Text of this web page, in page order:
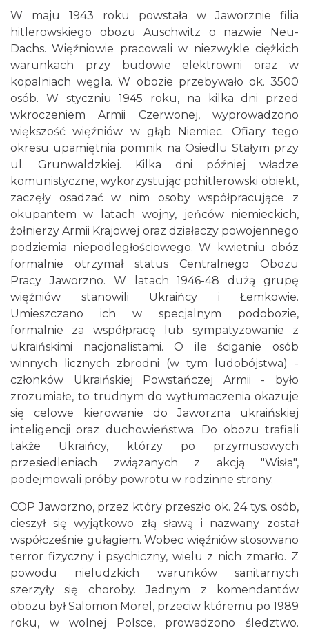
W maju 1943 roku powstała w Jaworznie filia
hitlerowskiego obozu Auschwitz o nazwie Neu-
Dachs. Więźniowie pracowali w niezwykle ciężkich
warunkach przy budowie elektrowni oraz w
kopalniach węgla. W obozie przebywało ok. 3500
osób. W styczniu 1945 roku, na kilka dni przed
wkroczeniem Armii Czerwonej, wyprowadzono
większość więźniów w głąb Niemiec. Ofiary tego
okresu upamiętnia pomnik na Osiedlu Stałym przy
ul. Grunwaldzkiej. Kilka dni później władze
komunistyczne, wykorzystując pohitlerowski obiekt,
zaczęły osadzać w nim osoby współpracujące z
okupantem w latach wojny, jeńców niemieckich,
żołnierzy Armii Krajowej oraz działaczy powojennego
podziemia niepodległościowego. W kwietniu obóz
formalnie otrzymał status Centralnego Obozu
Pracy Jaworzno. W latach 1946-48 dużą grupę
więźniów stanowili Ukraińcy i Łemkowie.
Umieszczano ich w specjalnym podobozie,
formalnie za współpracę lub sympatyzowanie z
ukraińskimi nacjonalistami. O ile ściganie osób
winnych licznych zbrodni (w tym ludobójstwa) -
członków Ukraińskiej Powstańczej Armii - było
zrozumiałe, to trudnym do wytłumaczenia okazuje
się celowe kierowanie do Jaworzna ukraińskiej
inteligencji oraz duchowieństwa. Do obozu trafiali
także Ukraińcy, którzy po przymusowych
przesiedleniach związanych z akcją "Wisła",
podejmowali próby powrotu w rodzinne strony.
COP Jaworzno, przez który przeszło ok. 24 tys. osób,
cieszył się wyjątkowo złą sławą i nazwany został
współcześnie gułagiem. Wobec więźniów stosowano
terror fizyczny i psychiczny, wielu z nich zmarło. Z
powodu nieludzkich warunków sanitarnych
szerzyły się choroby. Jednym z komendantów
obozu był Salomon Morel, przeciw któremu po 1989
roku, w wolnej Polsce, prowadzono śledztwo.